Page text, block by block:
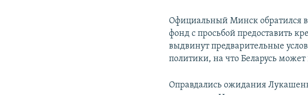
Официальный Минск
фонд с просьбой предоставить
выдвинут предварительные
политики, на что Беларусь может
Оправдались ожидания